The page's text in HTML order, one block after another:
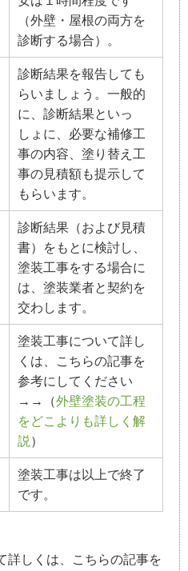
（外壁・屋根の両方を
診断する場合）。
診断結果を報告しても
らいましょう。一般的
に、診断結果といっ
しょに、必要な補修工
事の内容、塗り替え工
事の見積額も提示して
もらいます。
診断結果（および見積
書）をもとに検討し、
塗装工事をする場合に
は、塗装業者と契約を
交わします。
塗装工事について詳し
くは、こちらの記事を
参考にしてください
→→（外壁塗装の工程
をどこよりも詳しく解
説 ）
塗装工事は以上で終了
です。
詳しくは、こちらの記事を